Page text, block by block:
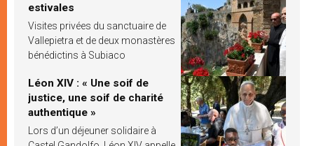
estivales
Visites privées du sanctuaire de
Vallepietra et de deux monastères
bénédictins à Subiaco
Léon XIV : « Une soif de
justice, une soif de charité
authentique »
Lors d’un déjeuner solidaire à